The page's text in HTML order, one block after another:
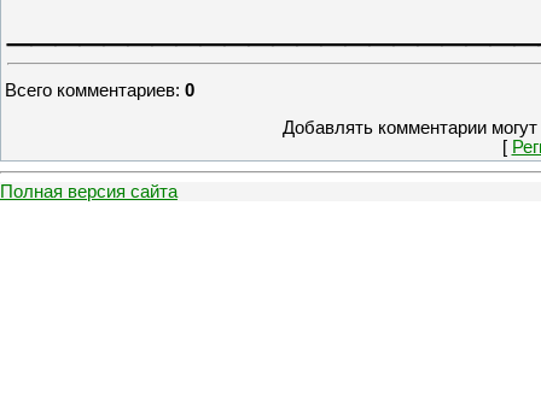
Всего комментариев: 0
Добавлять комментарии
[
Полная версия сайта